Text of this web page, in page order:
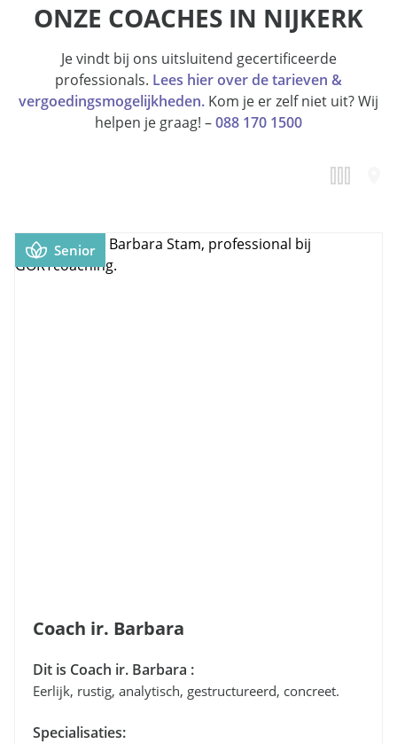
ONZE COACHES IN NIJKERK
Je vindt bij ons uitsluitend gecertificeerde
professionals. Lees hier over de tarieven &
vergoedingsmogelijkheden. Kom je er zelf niet uit? Wij
helpen je graag! –088 170 1500
Senior
Coach ir. Barbara
Dit is Coach ir. Barbara :
Eerlijk, rustig, analytisch, gestructureerd, concreet.
Specialisaties: